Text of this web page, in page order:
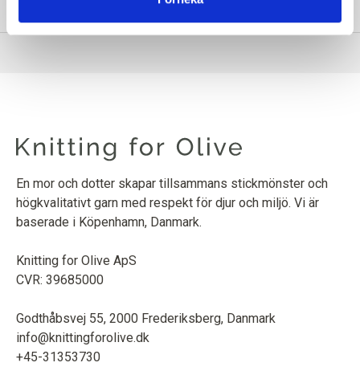
INFORMATION OM PRODUKTEN
En mor och dotter skapar tillsammans stickmönster och
högkvalitativt garn med respekt för djur och miljö. Vi är
baserade i Köpenhamn, Danmark.
Knitting for Olive ApS
CVR: 39685000
Godthåbsvej 55, 2000 Frederiksberg, Danmark
info@knittingforolive.dk
+45-31353730